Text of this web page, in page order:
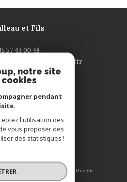
et Fils
57 43 00 48
immobilier.fr
rue Nationale
andré de cubzac
Adhérents
| Traduction powered by Google
notre site
pendant
l'utilisation des
vous proposer des
des statistiques !